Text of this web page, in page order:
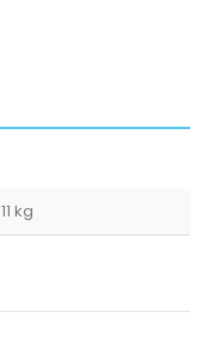
11 kg